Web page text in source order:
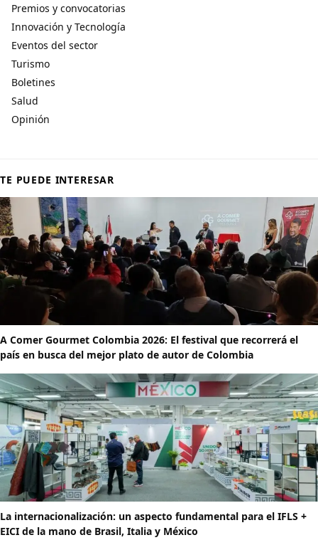
Premios y convocatorias
Innovación y Tecnología
Eventos del sector
Turismo
Boletines
Salud
Opinión
TE PUEDE INTERESAR
A Comer Gourmet Colombia 2026: El festival que recorrerá el
país en busca del mejor plato de autor de Colombia
La internacionalización: un aspecto fundamental para el IFLS +
EICI de la mano de Brasil, Italia y México